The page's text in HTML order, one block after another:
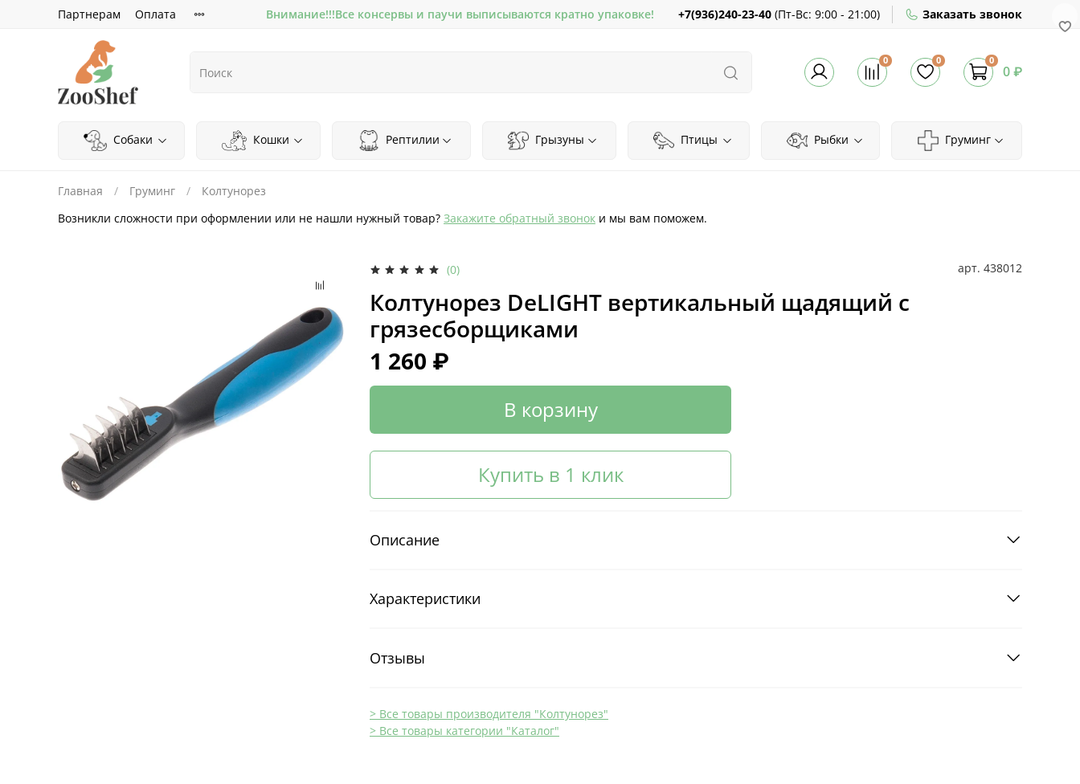
Партнерам Оплата Внимание!!!Все консервы и паучи выписываются кратно упаковке! +7(936)240-23-40 (Пт-Вс: 9:00 - 21:00) Заказать звонок
0 0 0
0 ₽
Собаки Кошки Рептилии Грызуны Птицы Рыбки Груминг
Главная Груминг
Колтунорез
Возникли сложности при оформлении или не нашли нужный товар? Закажите обратный звонок и мы вам поможем.
(0) арт. 438012
Колтунорез DeLIGHT вертикальный щадящий с
грязесборщиками
1 260 ₽
В корзину
Купить в 1 клик
Описание
Характеристики
Отзывы
> Все товары производителя "Колтунорез"
> Все товары категории "Каталог"